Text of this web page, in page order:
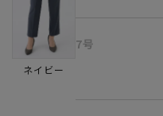
ネイビー
7号